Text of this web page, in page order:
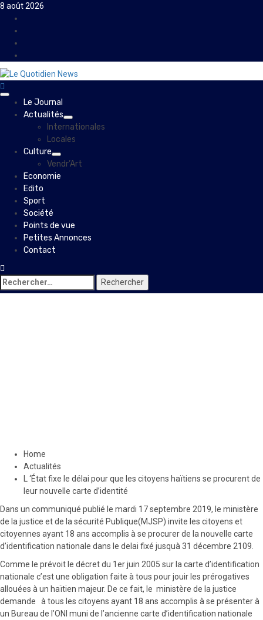
Skip
content
8 août 2026
Primary
Menu
Le Journal
Actualités
Internationales
Locales
Culture
Vendr’Art
Economie
Edito
Sport
Société
Points de vue
Petites Annonces
Contact
Rechercher :
Home
Actualités
L ‘État fixe le délai pour que les citoyens haïtiens se procurent de
leur nouvelle carte d’identité
Dans un communiqué publié le mardi 17 septembre 2019, le ministère
de la justice et de la sécurité Publique(MJSP) invite les citoyens et
citoyennes ayant 18 ans accomplis à se procurer de la nouvelle carte
d’identification nationale dans le delai fixé jusquà 31 décembre 2109.
Comme le prévoit le décret du 1er juin 2005 sur la carte d’identification
nationale c’est une obligation faite à tous pour jouir les prérogatives
allouées à un haïtien majeur. De ce fait, le ministère de la justice
demande à tous les citoyens ayant 18 ans accomplis à se présenter à
un Bureau de l’ONI muni de l’ancienne carte d’identification nationale